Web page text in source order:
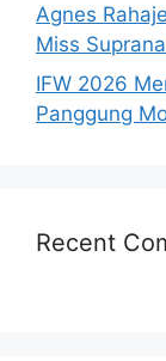
Agnes
Miss
IFW 2026
Panggung
Recent